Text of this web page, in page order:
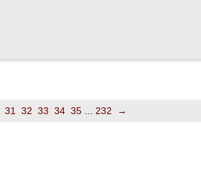
31 32 33 34 35 232 →